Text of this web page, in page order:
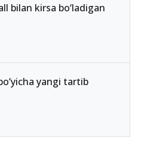
bilan kirsa bo‘ladigan
yangi tartib